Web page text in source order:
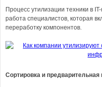
Процесс утилизации техники в
работа специалистов, которая
переработку компонентов.
Сортировка и предварительная